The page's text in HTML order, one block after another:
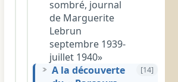
sombré, journal
de Marguerite
Lebrun
septembre 1939-
juillet 1940»
A la découverte
[14]